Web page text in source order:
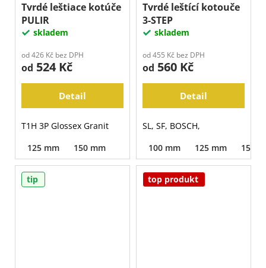
Tvrdé leštiace kotúče
PULIR
skladem
od 426 Kč bez DPH
od 524 Kč
Detail
T1H 3P Glossex Granit
125 mm
150 mm
Tvrdé leštící kotouče
3-STEP
skladem
od 455 Kč bez DPH
od 560 Kč
Detail
SL, SF, BOSCH,
100 mm
125 mm 150
tip top produkt